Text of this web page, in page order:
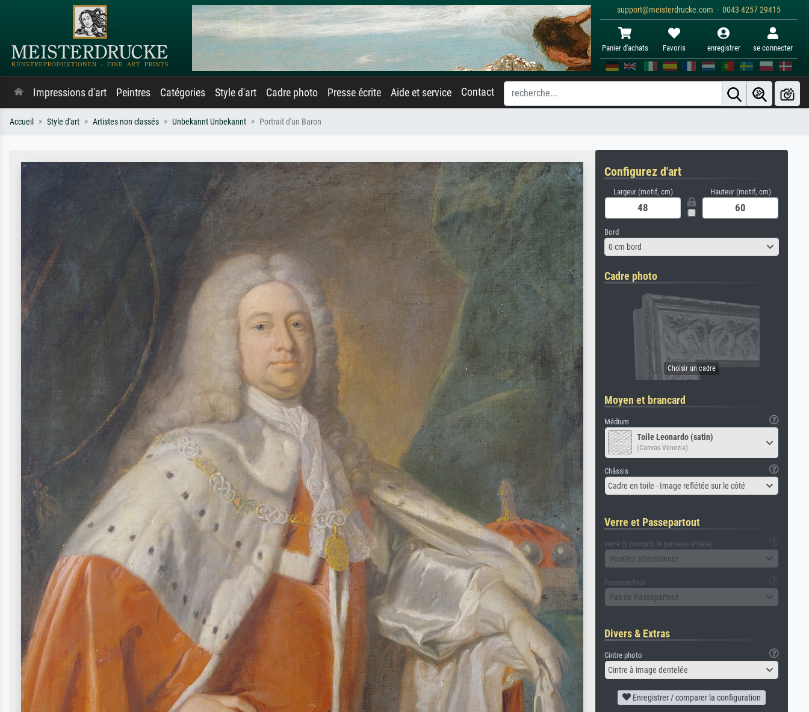
support@meisterdrucke.com · 0043 4257 29415
Panier d'achats Favoris enregistrer se connecter
Impressions d'art Peintres Catégories Style d'art Cadre photo Presse écrite Aide et service Contact
Accueil Style d'art Artistes non classés Unbekannt Unbekannt Portrait d'un Baron
Configurez d'art
Largeur (motif, cm) Hauteur (motif, cm)
Bord
0 cm bord
Cadre photo
Moyen et brancard
Médium
Toile Leonardo (satin)
(Canvas Venezia)
Châssis
Cadre en toile - Image reflétée sur le côté
Verre et Passepartout
verre (y compris le panneau arrière)
Veuillez sélectionner
Passepartout
Pas de Passepartout
Divers & Extras
Cintre photo
Cintre à image dentelée
Enregistrer / comparer la configuration